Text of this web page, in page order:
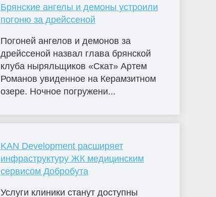
Брянские ангелы и демоны устроили
погоню за дрейссеной
Погоней ангелов и демонов за
дрейссеной назвал глава брянской
клуба ныряльщиков «Скат» Артем
Романов увиденное на Керамзитном
озере. Ночное погружени...
KAN Development расширяет
инфраструктуру ЖК медицинским
сервисом Добробута
Услуги клиники станут доступны